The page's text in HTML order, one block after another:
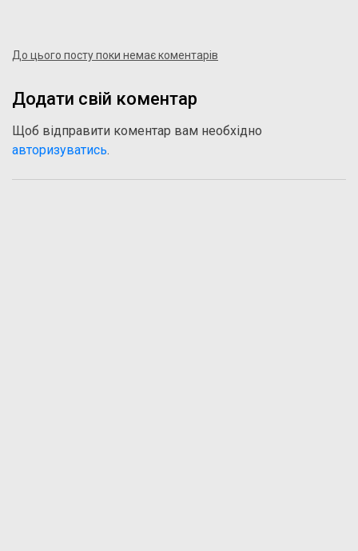
До цього посту поки немає коментарів
Додати свій коментар
Щоб відправити коментар вам необхідно
авторизуватись.